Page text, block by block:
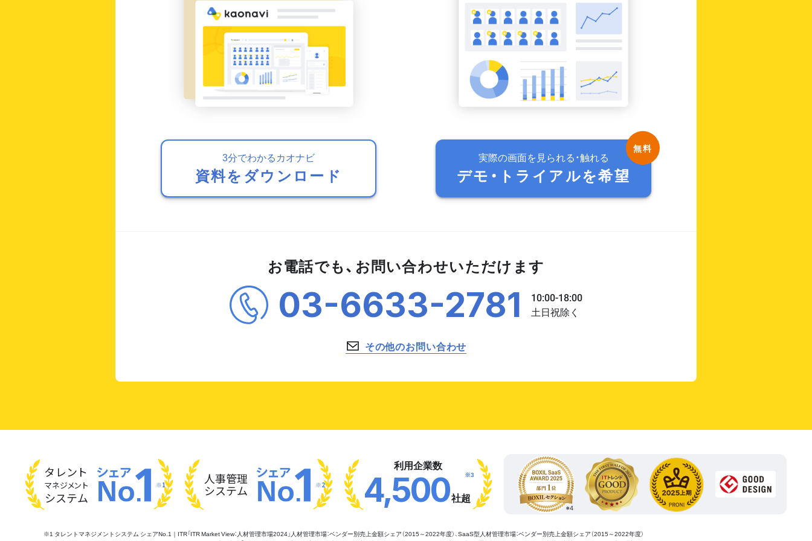
3分でわかるカオナビ
資料をダウンロード
実際の画面を見られる・触れる
デモ・トライアルを希望
お電話でも、お問い合わせいただけます
03-6633-2781
その他のお問い合わせ
タレント
マネジメント
システム
※1 人事管理
システム ※2
利用企業数
4,500社超
※3
※1 タレントマネジメントシステム シェアNo.1｜ITR「ITR Market View：人材管理市場2024」人材管理市場：ベンダー別売上金額シェア（2015～2022年度）、SaaS型人材管理市場：ベンダー別売上金額シェア（2015～2022年度）